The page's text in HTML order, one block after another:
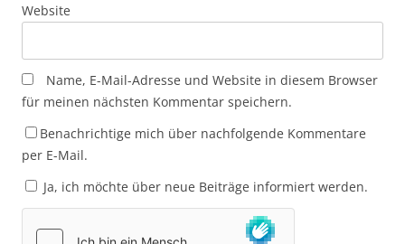
Website
Name, E-Mail-Adresse und Website in diesem Browser
für meinen nächsten Kommentar speichern.
Benachrichtige mich über nachfolgende Kommentare
per E-Mail.
Ja, ich möchte über neue Beiträge informiert werden.